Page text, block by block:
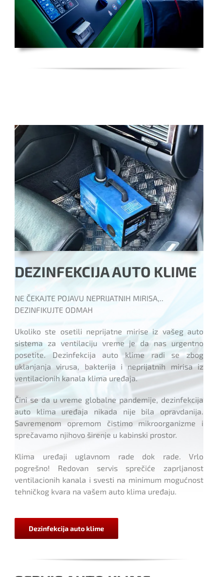
DEZINFEKCIJA AUTO KLIME
NE ČEKAJTE POJAVU NEPRIJATNIH MIRISA,..
DEZINFIKUJTE ODMAH
Ukoliko ste osetili neprijatne mirise iz vašeg auto
sistema za ventilaciju vreme je da nas urgentno
posetite. Dezinfekcija auto klime radi se zbog
uklanjanja virusa, bakterija i neprijatnih mirisa iz
ventilacionih kanala klima uređaja.
Čini se da u vreme globalne pandemije, dezinfekcija
auto klima uređaja nikada nije bila opravdanija.
Savremenom opremom čistimo mikroorganizme i
sprečavamo njihovo širenje u kabinski prostor.
Klima uređaji uglavnom rade dok rade. Vrlo
pogrešno! Redovan servis sprečiće zaprljanost
ventilacionih kanala i svesti na minimum mogućnost
tehničkog kvara na vašem auto klima uređaju.
Dezinfekcija auto klime